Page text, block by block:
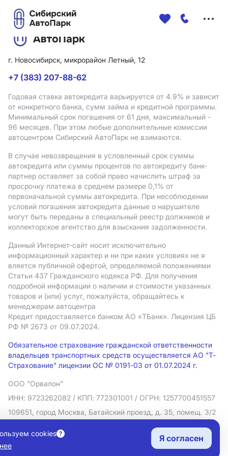
г. Новосибирск, микрорайон Летный, 12
+7 (383) 207-88-62
Годовая ставка автокредита варьируется от 4.9% и зависит
от конкретного банка, сумм займа и кредитной программы.
Минимальный срок погашения от 61 дня, максимальный -
96 месяцев. При этом любые дополнительные комиссии
автоцентром Сибирский АвтоПарк не взимаются.
В случае невозвращения в условленный срок суммы
автокредита или суммы процентов по автокредиту банк-
партнер оставляет за собой право начислить штраф за
просрочку платежа в среднем размере 0,1% от
первоначальной суммы автокредита. При несоблюдении
условий погашения автокредита данные о нарушителе
могут быть переданы в специальный реестр должников и
коллекторское агентство для взыскания задолженности.
Данный Интернет-сайт носит исключительно
информационный характер и ни при каких условиях не я
вляется публичной офертой, определяемой положениями
Статьи 437 Гражданского кодекса РФ. Для получения
подробной информации о наличии и стоимости указанных
товаров и (или) услуг, пожалуйста, обращайтесь к
менеджерам автоцентра
Кредит предоставляется банком АO «ТБанк». Лицензия ЦБ
РФ № 2673 от 09.07.2024.
Обязательное страхование гражданской ответственности
владельцев транспортных средств осуществляется АО "Т-
Страхование" лицензии ОС № 0191-03 от 01.07.2024 г.
ООО "Орвалон"
ИНН: 9723262082 / КПП: 772301001 / ОГРН: 1257700451557
109651, город Москва, Батайский проезд, д. 35, помещ. 3/2
Политика в отношении обработки персональных данных
Согласие на рекламную рассылку
Правовая информация
cookies
Я согласен